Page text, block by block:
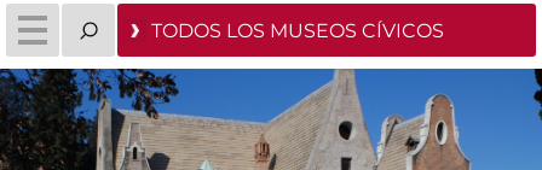
TODOS LOS MUSEOS CÍVICOS